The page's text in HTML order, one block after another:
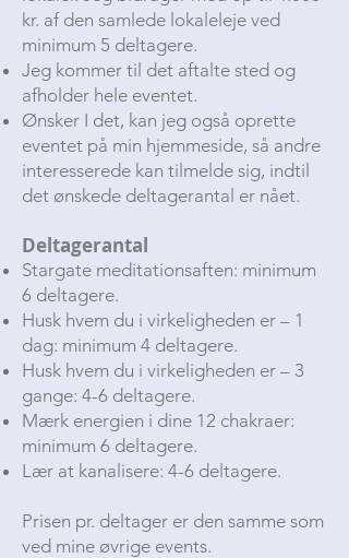
kr. af den samlede lokaleleje ved
minimum 5 deltagere.
Jeg kommer til det aftalte sted og
afholder hele eventet.
Ønsker I det, kan jeg også oprette
eventet på min hjemmeside, så andre
interesserede kan tilmelde sig, indtil
det ønskede deltagerantal er nået.
Deltagerantal
Stargate meditationsaften: minimum
6 deltagere.
Husk hvem du i virkeligheden er – 1
dag: minimum 4 deltagere.
Husk hvem du i virkeligheden er – 3
gange: 4-6 deltagere.
Mærk energien i dine 12 chakraer:
minimum 6 deltagere.
Lær at kanalisere: 4-6 deltagere.
Prisen pr. deltager er den samme som
ved mine øvrige events.